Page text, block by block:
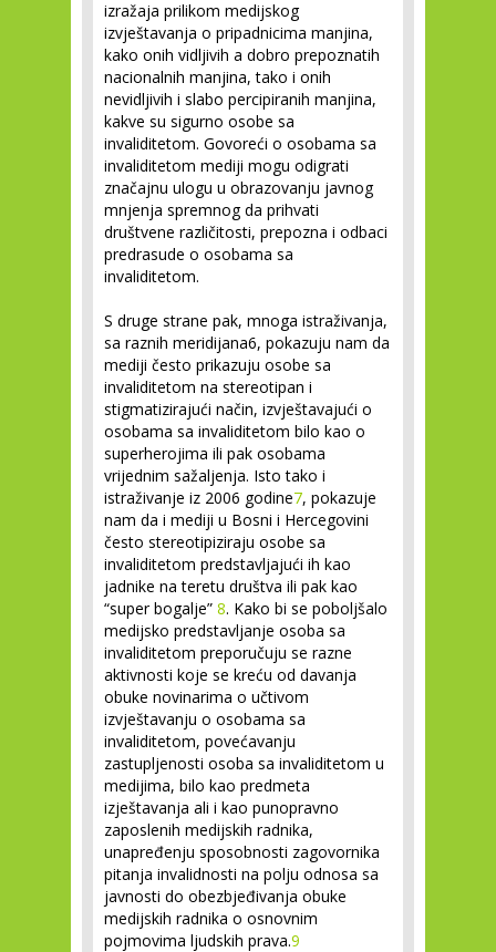
izražaja prilikom medijskog
izvještavanja o pripadnicima manjina,
kako onih vidljivih a dobro prepoznatih
nacionalnih manjina, tako i onih
nevidljivih i slabo percipiranih manjina,
kakve su sigurno osobe sa
invaliditetom. Govoreći o osobama sa
invaliditetom mediji mogu odigrati
značajnu ulogu u obrazovanju javnog
mnjenja spremnog da prihvati
društvene različitosti, prepozna i odbaci
predrasude o osobama sa
invaliditetom.
S druge strane pak, mnoga istraživanja,
sa raznih meridijana6, pokazuju nam da
mediji često prikazuju osobe sa
invaliditetom na stereotipan i
stigmatizirajući način, izvještavajući o
osobama sa invaliditetom bilo kao o
superherojima ili pak osobama
vrijednim sažaljenja. Isto tako i
istraživanje iz 2006 godine7, pokazuje
nam da i mediji u Bosni i Hercegovini
često stereotipiziraju osobe sa
invaliditetom predstavljajući ih kao
jadnike na teretu društva ili pak kao
“super bogalje” 8. Kako bi se poboljšalo
medijsko predstavljanje osoba sa
invaliditetom preporučuju se razne
aktivnosti koje se kreću od davanja
obuke novinarima o učtivom
izvještavanju o osobama sa
invaliditetom, povećavanju
zastupljenosti osoba sa invaliditetom u
medijima, bilo kao predmeta
izještavanja ali i kao punopravno
zaposlenih medijskih radnika,
unapređenju sposobnosti zagovornika
pitanja invalidnosti na polju odnosa sa
javnosti do obezbjeđivanja obuke
medijskih radnika o osnovnim
pojmovima ljudskih prava.9